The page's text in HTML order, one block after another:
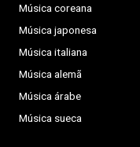
Música coreana
Música japonesa
Música italiana
Música alemã
Música árabe
Música sueca